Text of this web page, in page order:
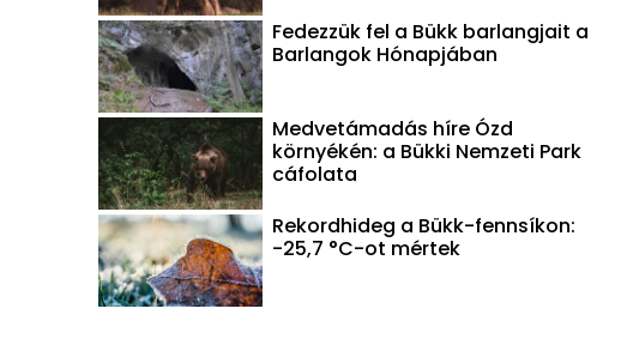
Fedezzük fel a Bükk barlangjait a
Barlangok Hónapjában
Medvetámadás híre Ózd
környékén: a Bükki Nemzeti Park
cáfolata
Rekordhideg a Bükk-fennsíkon:
-25,7 °C-ot mértek